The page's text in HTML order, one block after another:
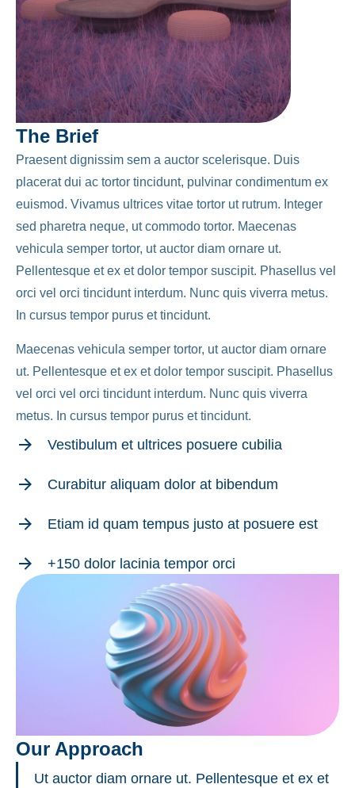
The Brief
Praesent dignissim sem a auctor scelerisque. Duis
placerat dui ac tortor tincidunt, pulvinar condimentum ex
euismod. Vivamus ultrices vitae tortor ut rutrum. Integer
sed pharetra neque, ut commodo tortor. Maecenas
vehicula semper tortor, ut auctor diam ornare ut.
Pellentesque et ex et dolor tempor suscipit. Phasellus vel
orci vel orci tincidunt interdum. Nunc quis viverra metus.
In cursus tempor purus et tincidunt.
Maecenas vehicula semper tortor, ut auctor diam ornare
ut. Pellentesque et ex et dolor tempor suscipit. Phasellus
vel orci vel orci tincidunt interdum. Nunc quis viverra
metus. In cursus tempor purus et tincidunt.
Vestibulum et ultrices posuere cubilia
Curabitur aliquam dolor at bibendum
Etiam id quam tempus justo at posuere est
+150 dolor lacinia tempor orci
Our Approach
Ut auctor diam ornare ut. Pellentesque et ex et